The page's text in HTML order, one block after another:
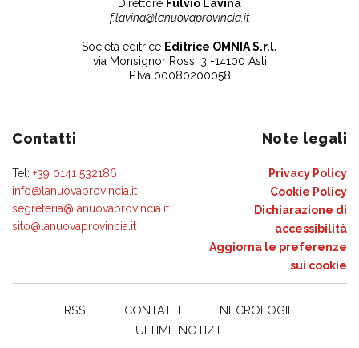
Direttore Fulvio Lavina
f.lavina@lanuovaprovincia.it
Società editrice Editrice OMNIA S.r.l.
via Monsignor Rossi 3 -14100 Asti
P.Iva 00080200058
Contatti
Tel: +39 0141 532186
info@lanuovaprovincia.it
segreteria@lanuovaprovincia.it
sito@lanuovaprovincia.it
Note legali
Privacy Policy
Cookie Policy
Dichiarazione di
accessibilità
Aggiorna le preferenze
sui cookie
RSS CONTATTI
NECROLOGIE
ULTIME NOTIZIE